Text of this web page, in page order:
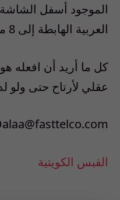
الموجود أسفل
العربية الهابطة إلى 8 ملايين دولار.
كل ما أريد أن افعله
عقلي لأرتاح حتى ولو
القبس الكويتية